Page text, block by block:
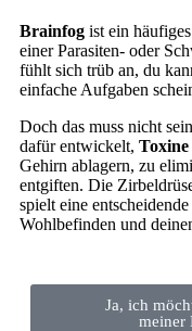
Brainfog ist ein
einer Parasiten- oder
fühlt sich trüb an, du
einfache Aufgaben
Doch das muss nicht
dafür entwickelt, Toxine
Gehirn ablagern, zu
entgiften. Die
spielt eine
Wohlbefinden und
Ja, ich
meiner